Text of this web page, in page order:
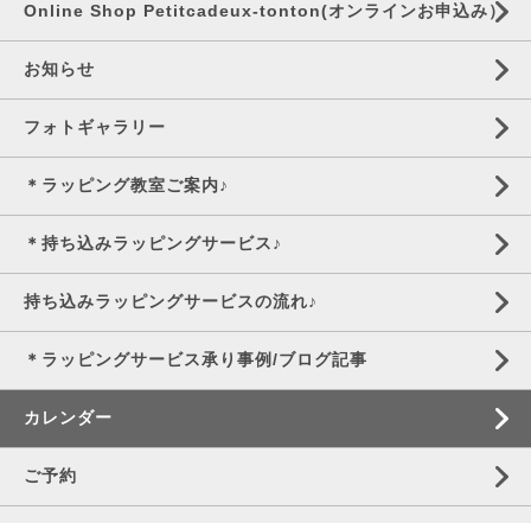
Online Shop Petitcadeux-tonton(オンラインお申込み）
お知らせ
フォトギャラリー
＊ラッピング教室ご案内♪
＊持ち込みラッピングサービス♪
持ち込みラッピングサービスの流れ♪
＊ラッピングサービス承り事例/ブログ記事
カレンダー
ご予約